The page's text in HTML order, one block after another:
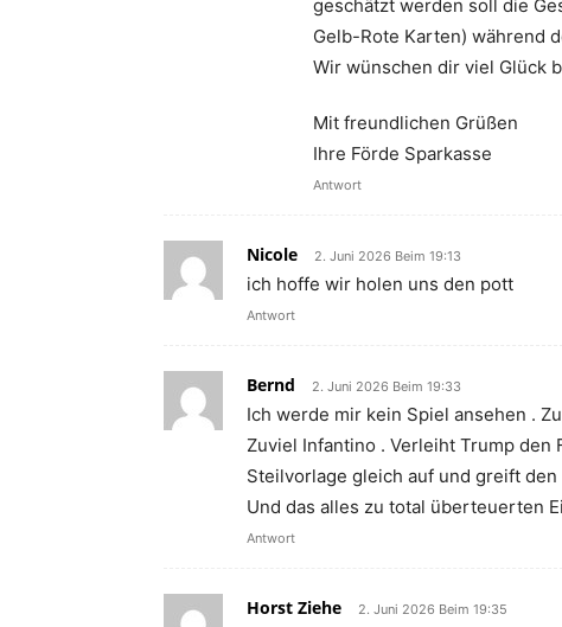
geschätzt werden soll die
Gelb-Rote Karten) während
Wir wünschen dir viel Glück
Mit freundlichen Grüßen
Ihre Förde Sparkasse
Antwort
Nicole 2. Juni 2026 Beim 19:13
ich hoffe wir holen uns den pott
Antwort
Bernd 2. Juni 2026 Beim 19:33
Ich werde mir kein Spiel ansehen .
Zuviel Infantino . Verleiht Trump den
Steilvorlage gleich auf und greift den
Und das alles zu total überteuerten
Antwort
Horst Ziehe 2. Juni 2026 Beim 19:35